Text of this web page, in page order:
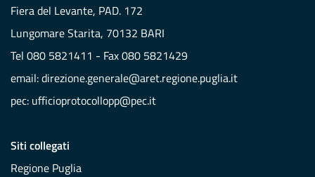
Fiera del Levante, PAD. 172
Lungomare Starita, 70132 BARI
Tel 080 5821411 - Fax 080 5821429
email:direzione.generale@aret.regione.puglia.it
pec: ufficioprotocollopp@pec.it
Siti collegati
Regione Puglia